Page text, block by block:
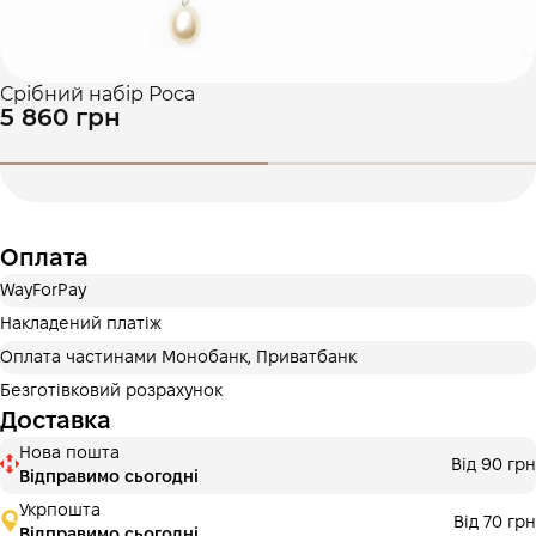
Срібний набір Роса
5 860 грн
Оплата
WayForPay
Накладений платіж
Оплата частинами Монобанк, Приватбанк
Безготівковий розрахунок
Доставка
Нова пошта
Відправимо сьогодні
Від 90 грн
Укрпошта
Від 70 грн